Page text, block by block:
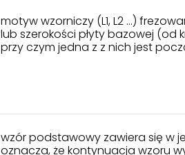
motyw wzorniczy (L1, L2 ...)
lub szerokości płyty bazowej (od
przy czym jedna z z nich jest
wzór podstawowy zawiera się w
oznacza, że kontynuacja wzoru